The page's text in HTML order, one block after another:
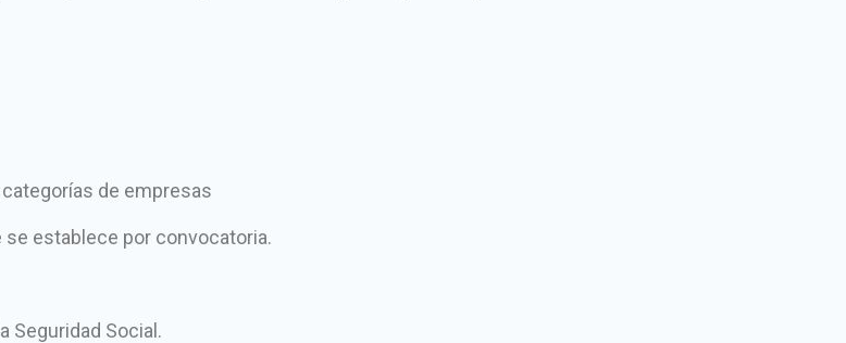
de empresas
se establece por convocatoria.
Seguridad Social.